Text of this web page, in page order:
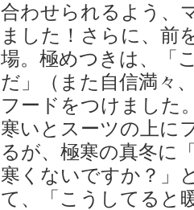
合わせられるよう、
ました！さらに、前
場。極めつきは、「
だ」（また自信満々
フードをつけました
寒いとスーツの上に
るが、極寒の真冬に
寒くないですか？」
て、「こうしてると